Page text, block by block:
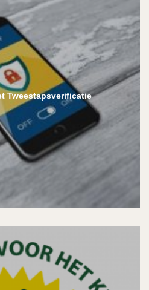
Tweestapsverificatie